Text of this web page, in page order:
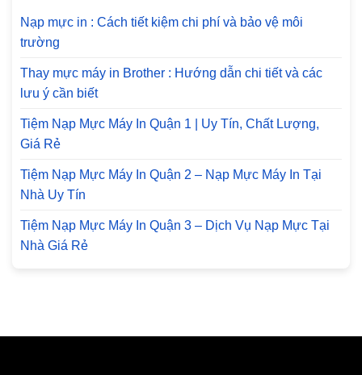
Nạp mực in : Cách tiết kiệm chi phí và bảo vệ môi
trường
Thay mực máy in Brother : Hướng dẫn chi tiết và các
lưu ý cần biết
Tiệm Nạp Mực Máy In Quận 1 | Uy Tín, Chất Lượng,
Giá Rẻ
Tiệm Nạp Mực Máy In Quận 2 – Nạp Mực Máy In Tại
Nhà Uy Tín
Tiệm Nạp Mực Máy In Quận 3 – Dịch Vụ Nạp Mực Tại
Nhà Giá Rẻ